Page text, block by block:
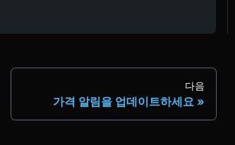
다음
가격 알림을 업데이트하세요